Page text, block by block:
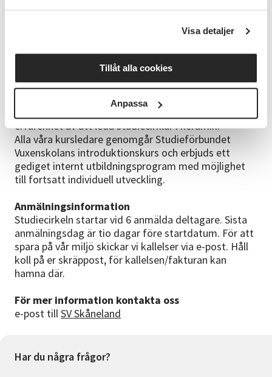
Visa detaljer
Tillåt alla cookies
Anpassa
ligger i ett ombyggt stall som ligger mitt i naturen
någonting nytt eller fördjupa din kunskaper i leras
Moa Mejstad är keramiker med många års
erfarenhet av att leda studiecirklar i keramik.
Alla våra kursledare genomgår Studieförbundet
Vuxenskolans introduktionskurs och erbjuds ett
gediget internt utbildningsprogram med möjlighet
till fortsatt individuell utveckling.
Anmälningsinformation
Studiecirkeln startar vid 6 anmälda deltagare. Sista
anmälningsdag är tio dagar före startdatum. För att
spara på vår miljö skickar vi kallelser via e-post. Håll
koll på er skräppost, för kallelsen/fakturan kan
hamna där.
För mer information kontakta oss
e-post tillSV Skåneland
Har du några frågor?